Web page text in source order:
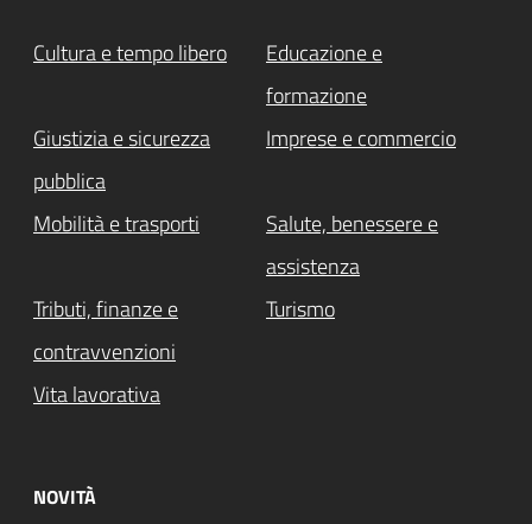
Cultura e tempo libero
Educazione e
formazione
Giustizia e sicurezza
pubblica
Imprese e commercio
Mobilità e trasporti
Salute, benessere e
assistenza
Tributi, finanze e
contravvenzioni
Turismo
Vita lavorativa
NOVITÀ